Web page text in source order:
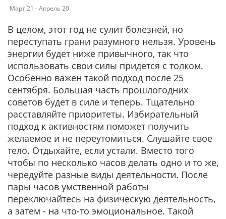
Март 21 - Апрель 20
В целом, этот год не сулит болезней, но
переступать грани разумного нельзя. Уровень
энергии будет ниже привычного, так что
использовать свои силы придется с толком.
Особенно важен такой подход после 25
сентября. Большая часть прошлогодних
советов будет в силе и теперь. Тщательно
расставляйте приоритеты. Избирательный
подход к активностям поможет получить
желаемое и не переутомиться. Слушайте свое
тело. Отдыхайте, если устали. Вместо того
чтобы по несколько часов делать одно и то же,
чередуйте разные виды деятельности. После
пары часов умственной работы
переключайтесь на физическую деятельность,
а затем - на что-то эмоциональное. Такой